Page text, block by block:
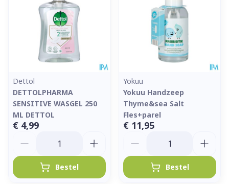
Dettol
DETTOLPHARMA
SENSITIVE WASGEL 250
ML DETTOL
€ 4,99
Bestel
Yokuu
Yokuu Handzeep
Thyme&sea Salt
Fles+parel
€ 11,95
Bestel